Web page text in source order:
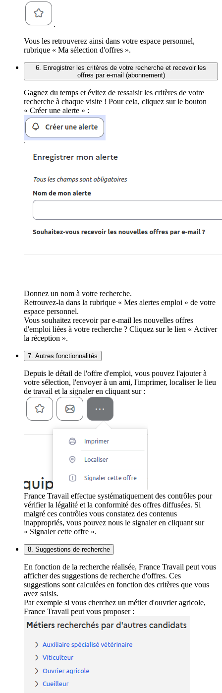
.
Vous les retrouverez ainsi dans votre espace personnel,
rubrique « Ma sélection d'offres ».
6. Enregistrer les critères de votre recherche et recevoir les
offres par e-mail (abonnement)
Gagnez du temps et évitez de ressaisir les critères de votre
recherche à chaque visite ! Pour cela, cliquez sur le bouton
« Créer une alerte » :
Donnez un nom à votre recherche.
Retrouvez-la dans la rubrique « Mes alertes emploi » de votre
espace personnel.
Vous souhaitez recevoir par e-mail les nouvelles offres
d'emploi liées à votre recherche ? Cliquez sur le lien « Activer
la réception ».
7. Autres fonctionnalités
Depuis le détail de l'offre d'emploi, vous pouvez l'ajouter à
votre sélection, l'envoyer à un ami, l'imprimer, localiser le lieu
de travail et la signaler en cliquant sur :
France Travail effectue systématiquement des contrôles pour
vérifier la légalité et la conformité des offres diffusées. Si
malgré ces contrôles vous constatez des contenus
inappropriés, vous pouvez nous le signaler en cliquant sur
« Signaler cette offre ».
8. Suggestions de recherche
En fonction de la recherche réalisée, France Travail peut vous
afficher des suggestions de recherche d'offres. Ces
suggestions sont calculées en fonction des critères que vous
avez saisis.
Par exemple si vous cherchez un métier d'ouvrier agricole,
France Travail peut vous proposer :